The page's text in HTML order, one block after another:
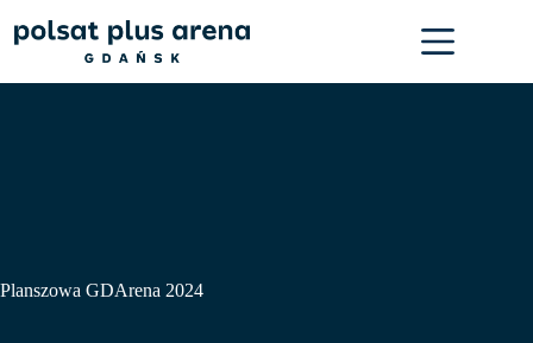
do
treści
Planszowa GDArena 2024